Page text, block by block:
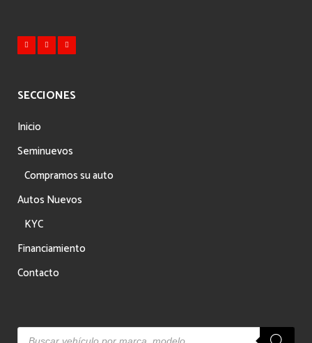
SECCIONES
Inicio
Seminuevos
Compramos su auto
Autos Nuevos
KYC
Financiamiento
Contacto
Búsqueda